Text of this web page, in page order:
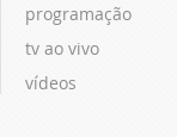
programação
tv ao vivo
vídeos